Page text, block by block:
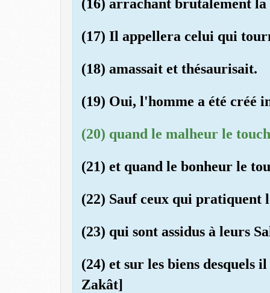
(16) arrachant brutalement la
(17) Il appellera celui qui
(18) amassait et thésaurisait.
(19) Oui, l'homme a été créé
(20) quand le malheur le
(21) et quand le bonheur le
(22) Sauf ceux qui pratiquent
(23) qui sont assidus à leurs
(24) et sur les biens
Zakât]